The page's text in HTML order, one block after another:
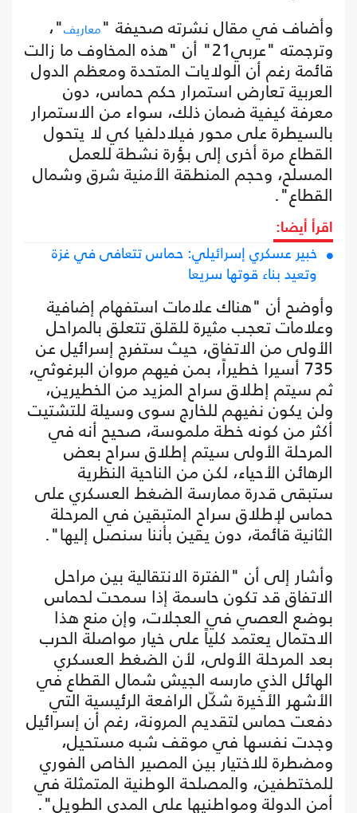
وأضاف في مقال نشرته صحيفة "معاريف"،
وترجمته "عربي21" أن "هذه المخاوف ما زالت
قائمة رغم أن الولايات المتحدة ومعظم الدول
العربية تعارض استمرار حكم حماس، دون
معرفة كيفية ضمان ذلك، سواء من الاستمرار
بالسيطرة على محور فيلادلفيا كي لا يتحول
القطاع مرة أخرى إلى بؤرة نشطة للعمل
المسلح، وحجم المنطقة الأمنية شرق وشمال
القطاع".
اقرأ أيضا:
خبير عسكري إسرائيلي: حماس تتعافى في غزة
وتعيد بناء قوتها سريعا
وأوضح أن "هناك علامات استفهام إضافية
وعلامات تعجب مثيرة للقلق تتعلق بالمراحل
الأولى من الاتفاق، حيث ستفرج إسرائيل عن
735 أسيرا خطيراً، بمن فيهم مروان البرغوثي،
ثم سيتم إطلاق سراح المزيد من الخطيرين،
ولن يكون نفيهم للخارج سوى وسيلة للتشتيت
أكثر من كونه خطة ملموسة، صحيح أنه في
المرحلة الأولى سيتم إطلاق سراح بعض
الرهائن الأحياء، لكن من الناحية النظرية
ستبقى قدرة ممارسة الضغط العسكري على
حماس لإطلاق سراح المتبقين في المرحلة
الثانية قائمة، دون يقين بأننا سنصل إليها".
وأشار إلى أن "الفترة الانتقالية بين مراحل
الاتفاق قد تكون حاسمة إذا سمحت لحماس
بوضع العصي في العجلات، وإن منع هذا
الاحتمال يعتمد كلياً على خيار مواصلة الحرب
بعد المرحلة الأولى، لأن الضغط العسكري
الهائل الذي مارسه الجيش شمال القطاع في
الأشهر الأخيرة شكّل الرافعة الرئيسية التي
دفعت حماس لتقديم المرونة، رغم أن إسرائيل
وجدت نفسها في موقف شبه مستحيل،
ومضطرة للاختيار بين المصير الخاص الفوري
للمختطفين، والمصلحة الوطنية المتمثلة في
أمن الدولة ومواطنيها على المدى الطويل".